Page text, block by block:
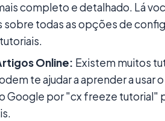
completo e detalhado. Lá
sobre todas as opções de
Online: Existem muitos
te ajudar a aprender a usar
Google por "cx freeze tutorial"